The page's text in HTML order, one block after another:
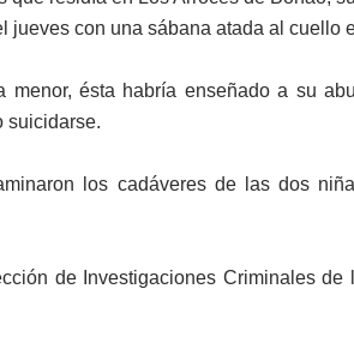
jueves con una sábana atada al cuello
menor, ésta habría enseñado a su
suicidarse.
los cadáveres de las dos
de Investigacio­nes Criminales